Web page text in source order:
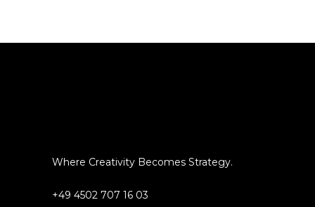
Where Creativity Becomes Strategy.
+49 4502 707 16 03